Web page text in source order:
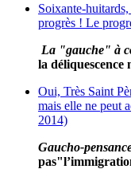
Soixante-
progrès ! Le
La "gauche" à
la déliquescence
Oui, Très Saint
mais elle ne peut
2014)
Gaucho-
pas